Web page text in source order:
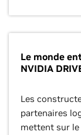
Le monde
NVIDIA
Les
partenaires
mettent sur